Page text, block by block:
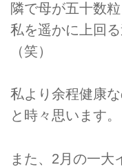
隣で母が五十数粒
私を遥かに上回
（笑）
私より余程健康
と時々思います。
また、2月の一大